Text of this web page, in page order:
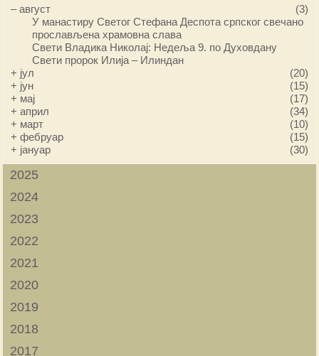
–август
(3)
У манастиру Светог Стефана Деспота српског свечано
прослављена храмовна слава
Свети Владика Николај: Недеља 9. по Духовдану
Свети пророк Илија – Илиндан
+ јул
(20)
+ јун
(15)
+ мај
(17)
+април
(34)
+ март
(10)
+фебруар
(15)
+ јануар (30)
2025
2024
2023
2022
2021
2020
2019
2018
2017